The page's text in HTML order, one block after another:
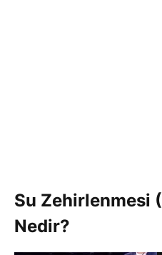
Su Zehirlenmesi (
Nedir?